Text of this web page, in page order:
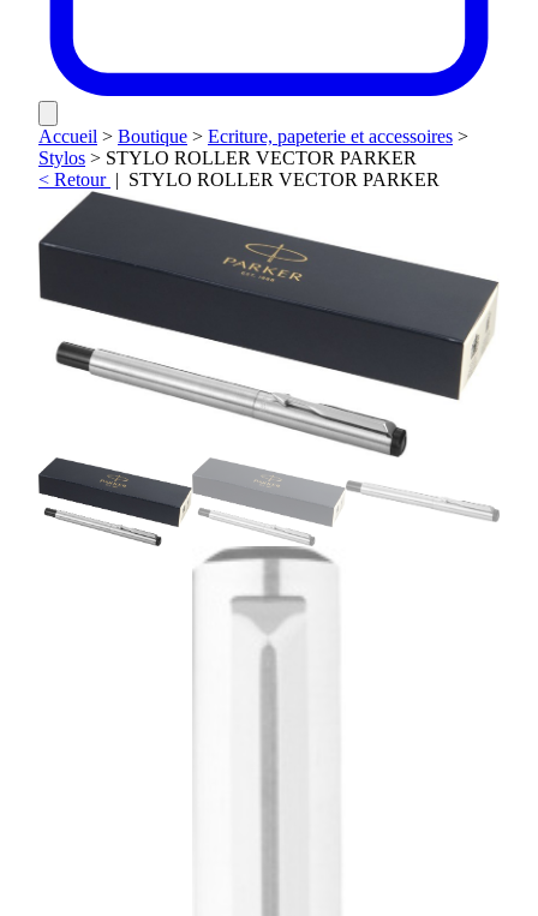
Accueil > Boutique > Ecriture, papeterie et accessoires >
Stylos > STYLO ROLLER VECTOR PARKER
< Retour | STYLO ROLLER VECTOR PARKER